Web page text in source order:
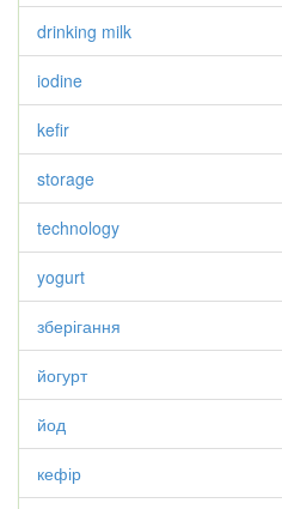
drinking milk
iodine
kefir
storage
technology
yogurt
зберігання
йогурт
йод
кефір